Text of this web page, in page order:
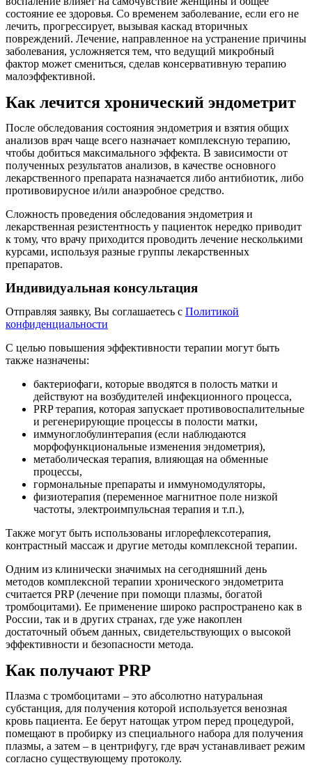
состояние ее здоровья. Со временем заболевание, если его не
лечить, прогрессирует, вызывая каскад вторичных
повреждений. Лечение, направленное на устранение причины
заболевания, усложняется тем, что ведущий микробный
фактор может смениться, сделав консервативную терапию
малоэффективной.
Как лечится хронический эндометрит
После обследования состояния эндометрия и взятия общих
анализов врач чаще всего назначает комплексную терапию,
чтобы добиться максимального эффекта. В зависимости от
полученных результатов анализов, в качестве основного
лекарственного препарата назначается либо антибиотик, либо
противовирусное и/или анаэробное средство.
Сложность проведения обследования эндометрия и
лекарственная резистентность у пациенток нередко приводит
к тому, что врачу приходится проводить лечение несколькими
курсами, используя разные группы лекарственных
препаратов.
Индивидуальная консультация
Отправляя заявку, Вы соглашаетесь с Политикой
конфиденциальности
С целью повышения эффективности терапии могут быть
также назначены:
бактериофаги, которые вводятся в полость матки и
действуют на возбудителей инфекционного процесса,
PRP терапия, которая запускает противовоспалительные
и регенерирующие процессы в полости матки,
иммуноглобулинтерапия (если наблюдаются
морфофункциональные изменения эндометрия),
метаболическая терапия, влияющая на обменные
процессы,
гормональные препараты и иммуномодуляторы,
физиотерапия (переменное магнитное поле низкой
частоты, электроимпульсная терапия и т.п.),
Также могут быть использованы иглорефлексотерапия,
контрастный массаж и другие методы комплексной терапии.
Одним из клинически значимых на сегодняшний день
методов комплексной терапии хронического эндометрита
считается PRP (лечение при помощи плазмы, богатой
тромбоцитами). Ее применение широко распространено как в
России, так и в других странах, где уже накоплен
достаточный объем данных, свидетельствующих о высокой
эффективности и безопасности метода.
Как получают PRP
Плазма с тромбоцитами – это абсолютно натуральная
субстанция, для получения которой используется венозная
кровь пациента. Ее берут натощак утром перед процедурой,
помещают в пробирку из специального набора для получения
плазмы, а затем – в центрифугу, где врач устанавливает режим
согласно существующему протоколу.